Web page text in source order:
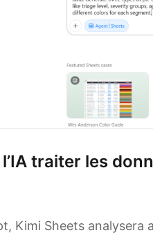
traiter les
Kimi Sheets